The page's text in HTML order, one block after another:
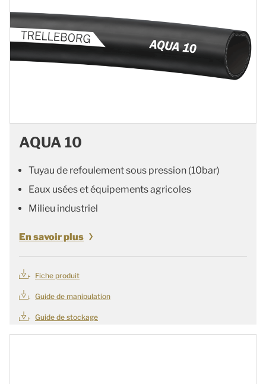
AQUA 10
Tuyau de refoulement sous pression (10bar)
Eaux usées et équipements agricoles
Milieu industriel
En savoir plus
Fiche produit
Guide de manipulation
Guide de stockage